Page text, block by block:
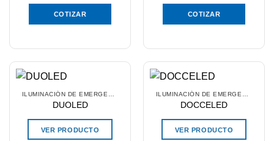
COTIZAR COTIZAR
DUOLED
VER PRODUCTO
DOCCELED
VER PRODUCTO